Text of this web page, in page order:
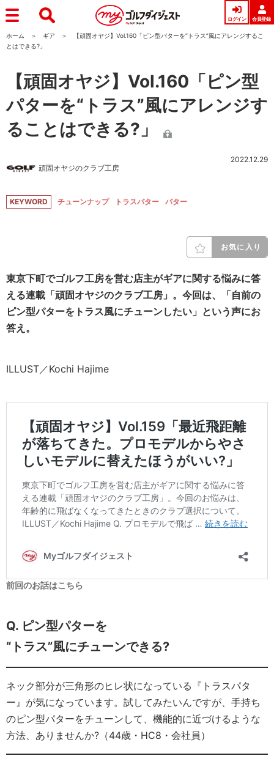
ログイン 会員登録
ホーム ギア
【頑固オヤジ】Vol.160「ピン型パターを“トラス”風にアレンジするこ
とはできる?」
【頑固オヤジ】Vol.160「ピン型
パターを“トラス”風にアレンジす
ることはできる?」
頑固オヤジのクラブ工房
2022.12.29
KEYWORD チューンナップ トラスパター パター
お気に入り
東京下町でゴルフ工房を営む店主がギアに関する悩みに答
える連載「頑固オヤジのクラブ工房」。今回は、「自前の
ピン型パターをトラス風にチューンしたい」という声にお
答え。
ILLUST／Kochi Hajime
前回のお話はこちら
Q. ピン型パターを
“トラス”風にチューンできる?
ネック部分が三角形のヒレ状になっている『トラスパタ
ー』が気になっています。試してみたいんですが、手持ち
のピン型パターをチューンして、機能的に近づけるような
方法、ありませんか?（44歳・HC8・会社員）